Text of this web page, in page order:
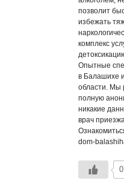
позволит
избежать
комплекс
Опытные
в Балашихе
области. Мы
полную
никакие
врач
dom-
0